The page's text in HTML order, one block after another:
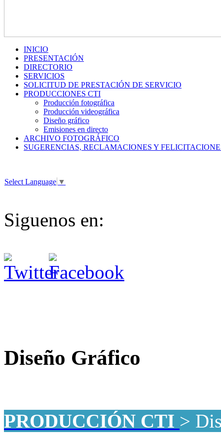
INICIO
PRESENTACIÓN
DIRECTORIO
SERVICIOS
SOLICITUD DE PRESTACIÓN DE SERVICIO
PRODUCCIONES CTI
Producción fotográfica
Producción videográfica
Diseño gráfico
Emisiones en directo
ARCHIVO FOTOGRÁFICO
SUGERENCIAS, RECLAMACIONES Y
Select Language ▼
Siguenos en:
Diseño Gráfico
PRODUCCIÓN CTI >